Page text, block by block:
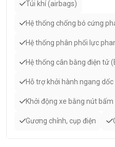
Túi khí (airbags)
Hệ thống chống bó cứng
Hệ thống phân phối lực
Hệ thống cân bằng điện tử
Hỗ trợ khởi hành ngang dốc
Khởi động xe bằng nút bấm
Gương chỉnh, cụp điện